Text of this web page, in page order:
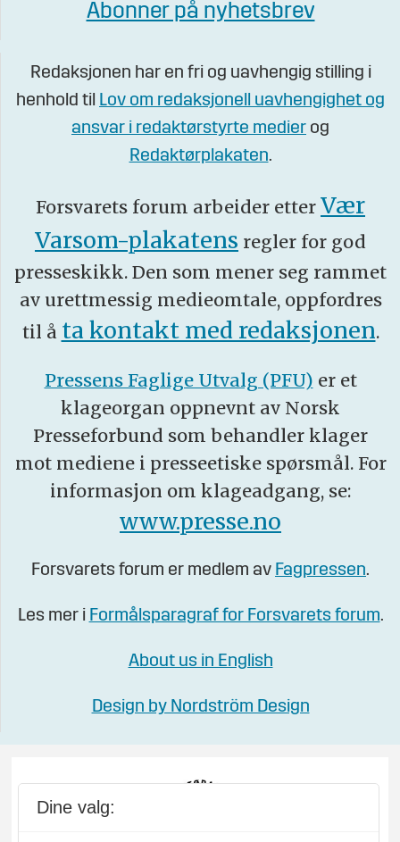
Abonner på nyhetsbrev
Redaksjonen har en fri og uavhengig stilling i
henhold til Lov om redaksjonell uavhengighet og
ansvar i redaktørstyrte medier og
Redaktørplakaten.
Forsvarets forum arbeider etter Vær
Varsom-plakatens regler for god
presseskikk. Den som mener seg rammet
av urettmessig medieomtale, oppfordres
til å ta kontakt med redaksjonen.
Pressens Faglige Utvalg (PFU) er et
klageorgan oppnevnt av Norsk
Presseforbund som behandler klager
mot mediene i presseetiske spørsmål. For
informasjon om klageadgang, se:
www.presse.no
Forsvarets forum er medlem av Fagpressen.
Les mer i Formålsparagraf for Forsvarets forum.
About us in English
Design by Nordström Design
Dine valg: